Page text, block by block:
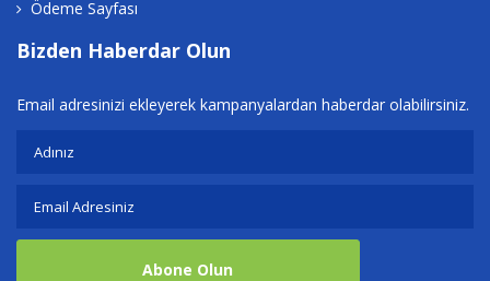
Ödeme Sayfası
Bizden Haberdar Olun
Email adresinizi ekleyerek kampanyalardan haberdar olabilirsiniz.
Abone Olun